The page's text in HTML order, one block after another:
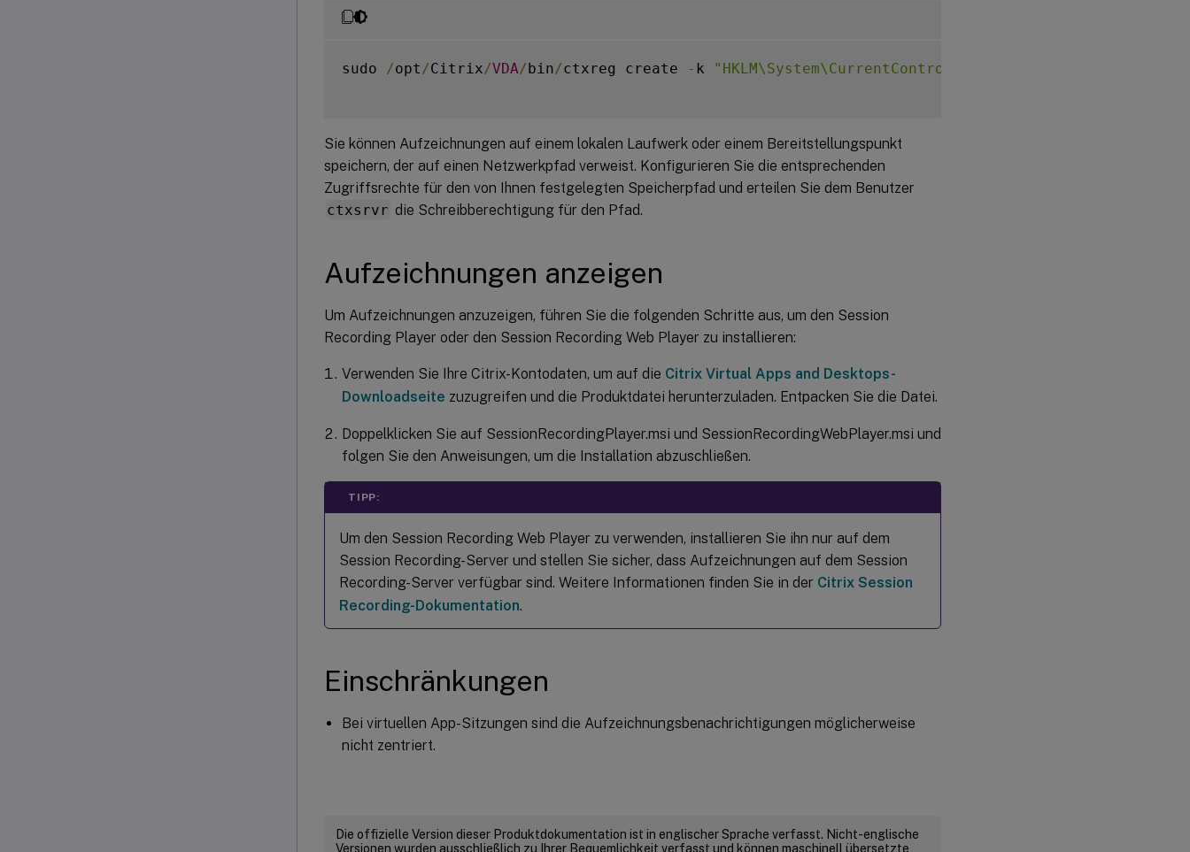
sudo /opt /Citrix/VDA/bin/ctxreg create - k
Sie können Aufzeichnungen auf einem lokalen Laufwerk oder einem Bereitstellungspunkt
speichern, der auf einen Netzwerkpfad verweist. Konfigurieren Sie die entsprechenden
Zugriffsrechte für den von Ihnen festgelegten Speicherpfad und erteilen Sie dem Benutzer
ctxsrvr die Schreibberechtigung für den Pfad.
Aufzeichnungen anzeigen
Um Aufzeichnungen anzuzeigen, führen Sie die folgenden Schritte aus, um den Session
Recording Player oder den Session Recording Web Player zu installieren:
Verwenden Sie Ihre Citrix-Kontodaten, um auf die Citrix Virtual Apps and Desktops-
Downloadseite zuzugreifen und die Produktdatei herunterzuladen. Entpacken Sie die Datei.
Doppelklicken Sie auf SessionRecordingPlayer.msi und SessionRecordingWebPlayer.msi und
folgen Sie den Anweisungen, um die Installation abzuschließen.
TIPP:
Um den Session Recording Web Player zu verwenden, installieren Sie ihn nur auf dem
Session Recording-Server und stellen Sie sicher, dass Aufzeichnungen auf dem Session
Recording-Server verfügbar sind. Weitere Informationen finden Sie in der Citrix Session
Recording-Dokumentation.
Einschränkungen
Bei virtuellen App-Sitzungen sind die Aufzeichnungsbenachrichtigungen möglicherweise
nicht zentriert.
Die offizielle Version dieser Produktdokumentation ist in englischer Sprache verfasst. Nicht-englische
Versionen wurden ausschließlich zu Ihrer Bequemlichkeit verfasst und können maschinell übersetzte